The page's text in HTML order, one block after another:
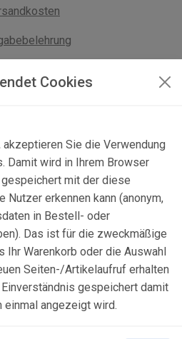
Cookies
Sie die Verwendung
Damit wird in Ihrem Browser
mit der diese
erkennen kann (anonym,
in Bestell- oder
Das ist für die zweckmäßige
Ihr Warenkorb oder die Auswahl
Seiten-/Artikelaufruf erhalten
gespeichert damit
angezeigt wird.
& Anfahrt
Satteldorf, Deutschland
7950 1345
topgeo.com